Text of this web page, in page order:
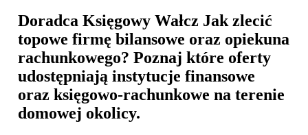
Doradca Księgowy Wałcz Jak zlecić
topowe firmę bilansowe oraz opiekuna
rachunkowego? Poznaj które oferty
udostępniają instytucje finansowe
oraz księgowo-rachunkowe na terenie
domowej okolicy.